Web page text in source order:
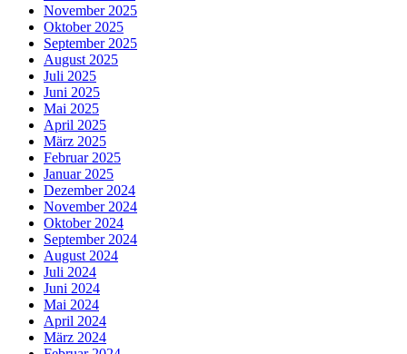
November 2025
Oktober 2025
September 2025
August 2025
Juli 2025
Juni 2025
Mai 2025
April 2025
März 2025
Februar 2025
Januar 2025
Dezember 2024
November 2024
Oktober 2024
September 2024
August 2024
Juli 2024
Juni 2024
Mai 2024
April 2024
März 2024